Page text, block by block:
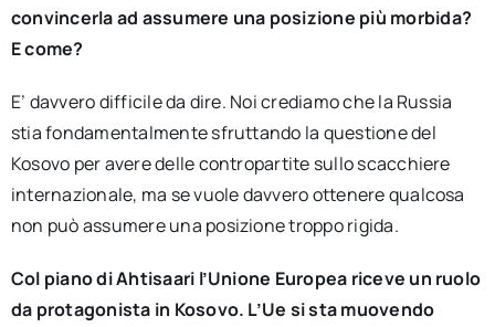
convincerla ad assumere una posizione più morbida?
E come?
E’ davvero difficile da dire. Noi crediamo che la Russia
stia fondamentalmente sfruttando la questione del
Kosovo per avere delle contropartite sullo scacchiere
internazionale, ma se vuole davvero ottenere qualcosa
non può assumere una posizione troppo rigida.
Col piano di Ahtisaari l’Unione Europea riceve un ruolo
da protagonista in Kosovo. L’Ue si sta muovendo